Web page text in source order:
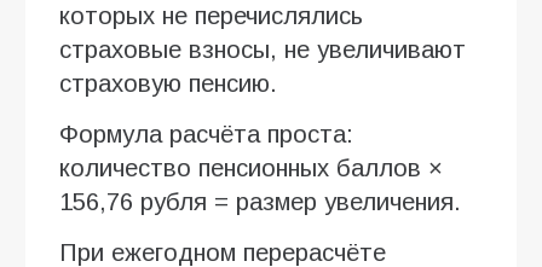
которых не перечислялись
страховые взносы, не увеличивают
страховую пенсию.
Формула расчёта проста:
количество пенсионных баллов ×
156,76 рубля = размер увеличения.
При ежегодном перерасчёте